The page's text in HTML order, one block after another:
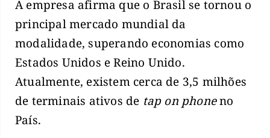
A empresa afirma que o Brasil se tornou o
principal mercado mundial da
modalidade, superando economias como
Estados Unidos e Reino Unido.
Atualmente, existem cerca de 3,5 milhões
de terminais ativos de tap on phoneno
País.